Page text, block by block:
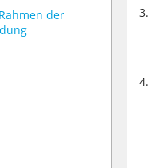
der